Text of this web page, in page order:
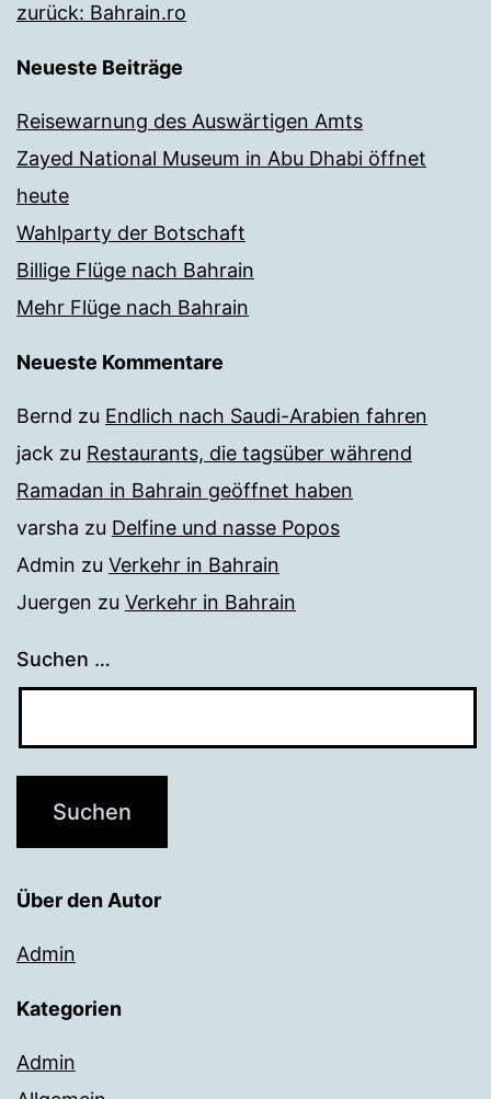
zurück: Bahrain.ro
Neueste Beiträge
Reisewarnung des Auswärtigen Amts
Zayed National Museum in Abu Dhabi öffnet
heute
Wahlparty der Botschaft
Billige Flüge nach Bahrain
Mehr Flüge nach Bahrain
Neueste Kommentare
Bernd zu Endlich nach Saudi-Arabien fahren
jack zu Restaurants, die tagsüber während
Ramadan in Bahrain geöffnet haben
varsha zu Delfine und nasse Popos
Admin zu Verkehr in Bahrain
Juergen zu Verkehr in Bahrain
Suchen …
Über den Autor
Admin
Kategorien
Admin